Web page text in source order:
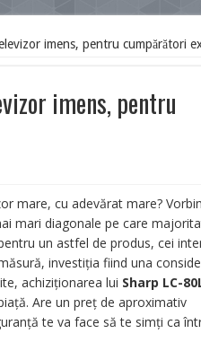
imens, pentru cumpărători
imens, pentru
mare, cu adevărat mare?
mari diagonale pe care
un astfel de produs, cei
investiţia fiind una
achiziţionarea lui Sharp LC-
Are un preț de aproximativ
te va face să te simți ca